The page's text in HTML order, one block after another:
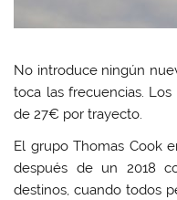
No introduce ningún
toca las frecuencias.
de 27€ por trayecto.
El grupo Thomas Cook
después de un 2018
destinos, cuando todos